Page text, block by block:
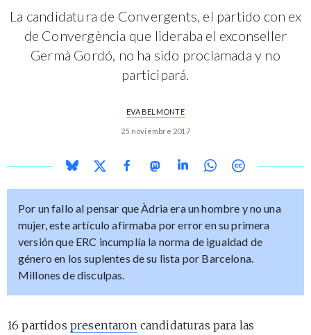
La candidatura de Convergents, el partido con ex
de Convergència que lideraba el exconseller
Germà Gordó, no ha sido proclamada y no
participará.
EVA BELMONTE
25 noviembre 2017
Por un fallo al pensar que Àdria era un hombre y no una
mujer, este artículo afirmaba por error en su primera
versión que ERC incumplía la norma de igualdad de
género en los suplentes de su lista por Barcelona.
Millones de disculpas.
16 partidos presentaron candidaturas para las